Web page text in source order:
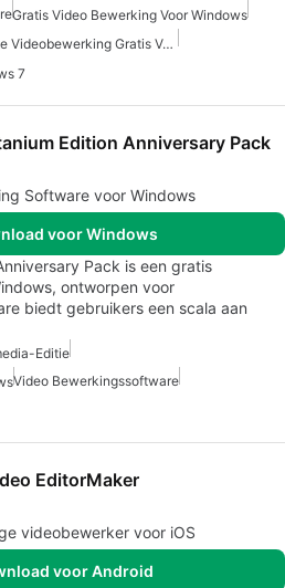
Gratis Video Bewerking Voor Windows
Eenvoudige Videobewerking Gratis Voor Windows
7
Edition Anniversary Pack
Software voor Windows
voor Windows
Pack is een gratis
ontworpen voor
biedt gebruikers een scala aan
Editie
Video Bewerkingssoftware
EditorMaker
videobewerker voor iOS
voor Android